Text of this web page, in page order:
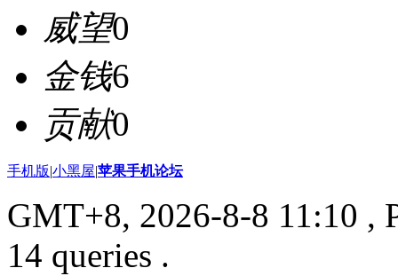
威望0
金钱6
贡献0
手机版|小黑屋|苹果手机论坛
GMT+8, 2026-8-8 11:10 ,
14 queries .